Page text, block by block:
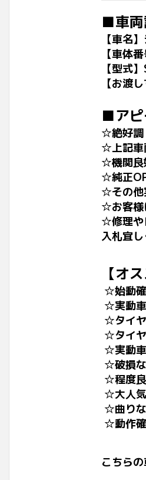
■車
【車名
【車体
【型式
【お渡
■ア
☆絶好調
☆上記車
☆機関良
☆純正
☆その他
☆お客様
☆修理や
入札宜
【オ
☆始動
☆実動
☆タイ
☆タイ
☆実動
☆破損
☆程度
☆大人
☆曲り
☆動作
こちら